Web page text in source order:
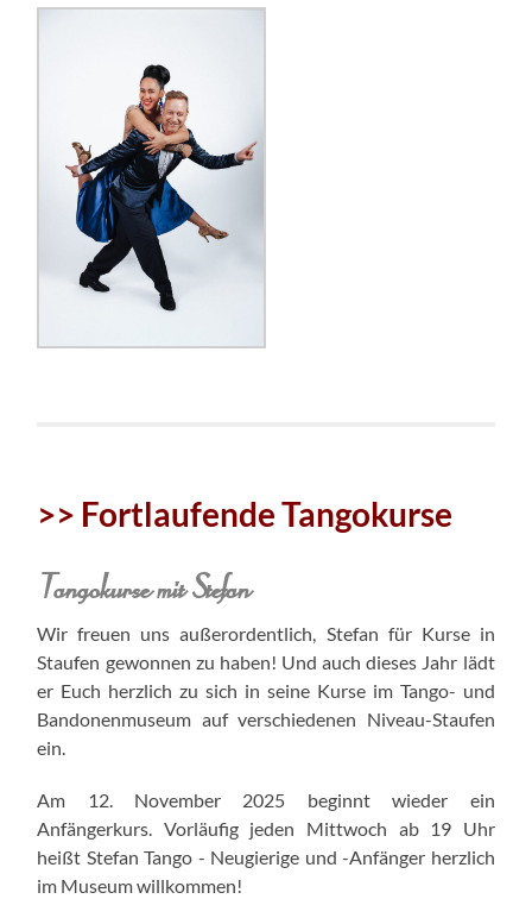
>> Fortlaufende Tangokurse
Tangokurse mit Stefan
Wir freuen uns außerordentlich, Stefan für Kurse in
Staufen gewonnen zu haben! Und auch dieses Jahr lädt
er Euch herzlich zu sich in seine Kurse im Tango- und
Bandonenmuseum auf verschiedenen Niveau-Staufen
ein.
Am 12. November 2025 beginnt wieder ein
Anfängerkurs. Vorläufig jeden Mittwoch ab 19 Uhr
heißt Stefan Tango - Neugierige und -Anfänger herzlich
im Museum willkommen!